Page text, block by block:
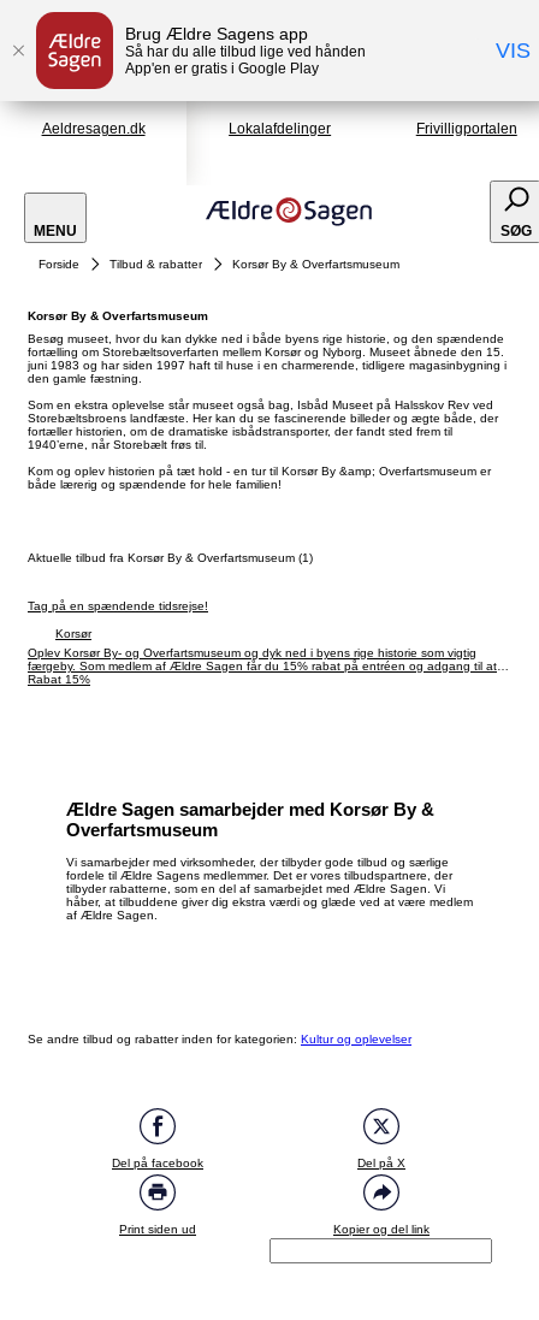
Brug Ældre Sagens app
Så har du alle tilbud lige ved hånden
App'en er gratis i Google Play
VIS
Aeldresagen.dk Lokalafdelinger Frivilligportalen
MENU SØG
Forside Tilbud & rabatter Korsør By & Overfartsmuseum
Korsør By & Overfartsmuseum
Besøg museet, hvor du kan dykke ned i både byens rige historie, og den spændende
fortælling om Storebæltsoverfarten mellem Korsør og Nyborg. Museet åbnede den 15.
juni 1983 og har siden 1997 haft til huse i en charmerende, tidligere magasinbygning i
den gamle fæstning.
Som en ekstra oplevelse står museet også bag, Isbåd Museet på Halsskov Rev ved
Storebæltsbroens landfæste. Her kan du se fascinerende billeder og ægte både, der
fortæller historien, om de dramatiske isbådstransporter, der fandt sted frem til
1940’erne, når Storebælt frøs til.
Kom og oplev historien på tæt hold - en tur til Korsør By &amp; Overfartsmuseum er
både lærerig og spændende for hele familien!
Aktuelle tilbud fra Korsør By & Overfartsmuseum (1)
Tag på en spændende tidsrejse!
Korsør
Oplev Korsør By- og Overfartsmuseum og dyk ned i byens rige historie som vigtig
færgeby. Som medlem af Ældre Sagen får du 15% rabat på entréen og adgang til at
opleve unikke udstillinger om livet, færgerne og Korsørs udvikling. Perfekt til en
Rabat 15%
Ældre Sagen samarbejder med Korsør By &
Overfartsmuseum
Vi samarbejder med virksomheder, der tilbyder gode tilbud og særlige
fordele til Ældre Sagens medlemmer. Det er vores tilbudspartnere, der
tilbyder rabatterne, som en del af samarbejdet med Ældre Sagen. Vi
håber, at tilbuddene giver dig ekstra værdi og glæde ved at være medlem
af Ældre Sagen.
Se andre tilbud og rabatter inden for kategorien: Kultur og oplevelser
Del på facebook Del på X
Print siden ud Kopier og del link